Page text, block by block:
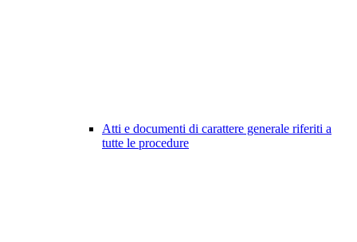
Atti e documenti di carattere generale riferiti a
tutte le procedure